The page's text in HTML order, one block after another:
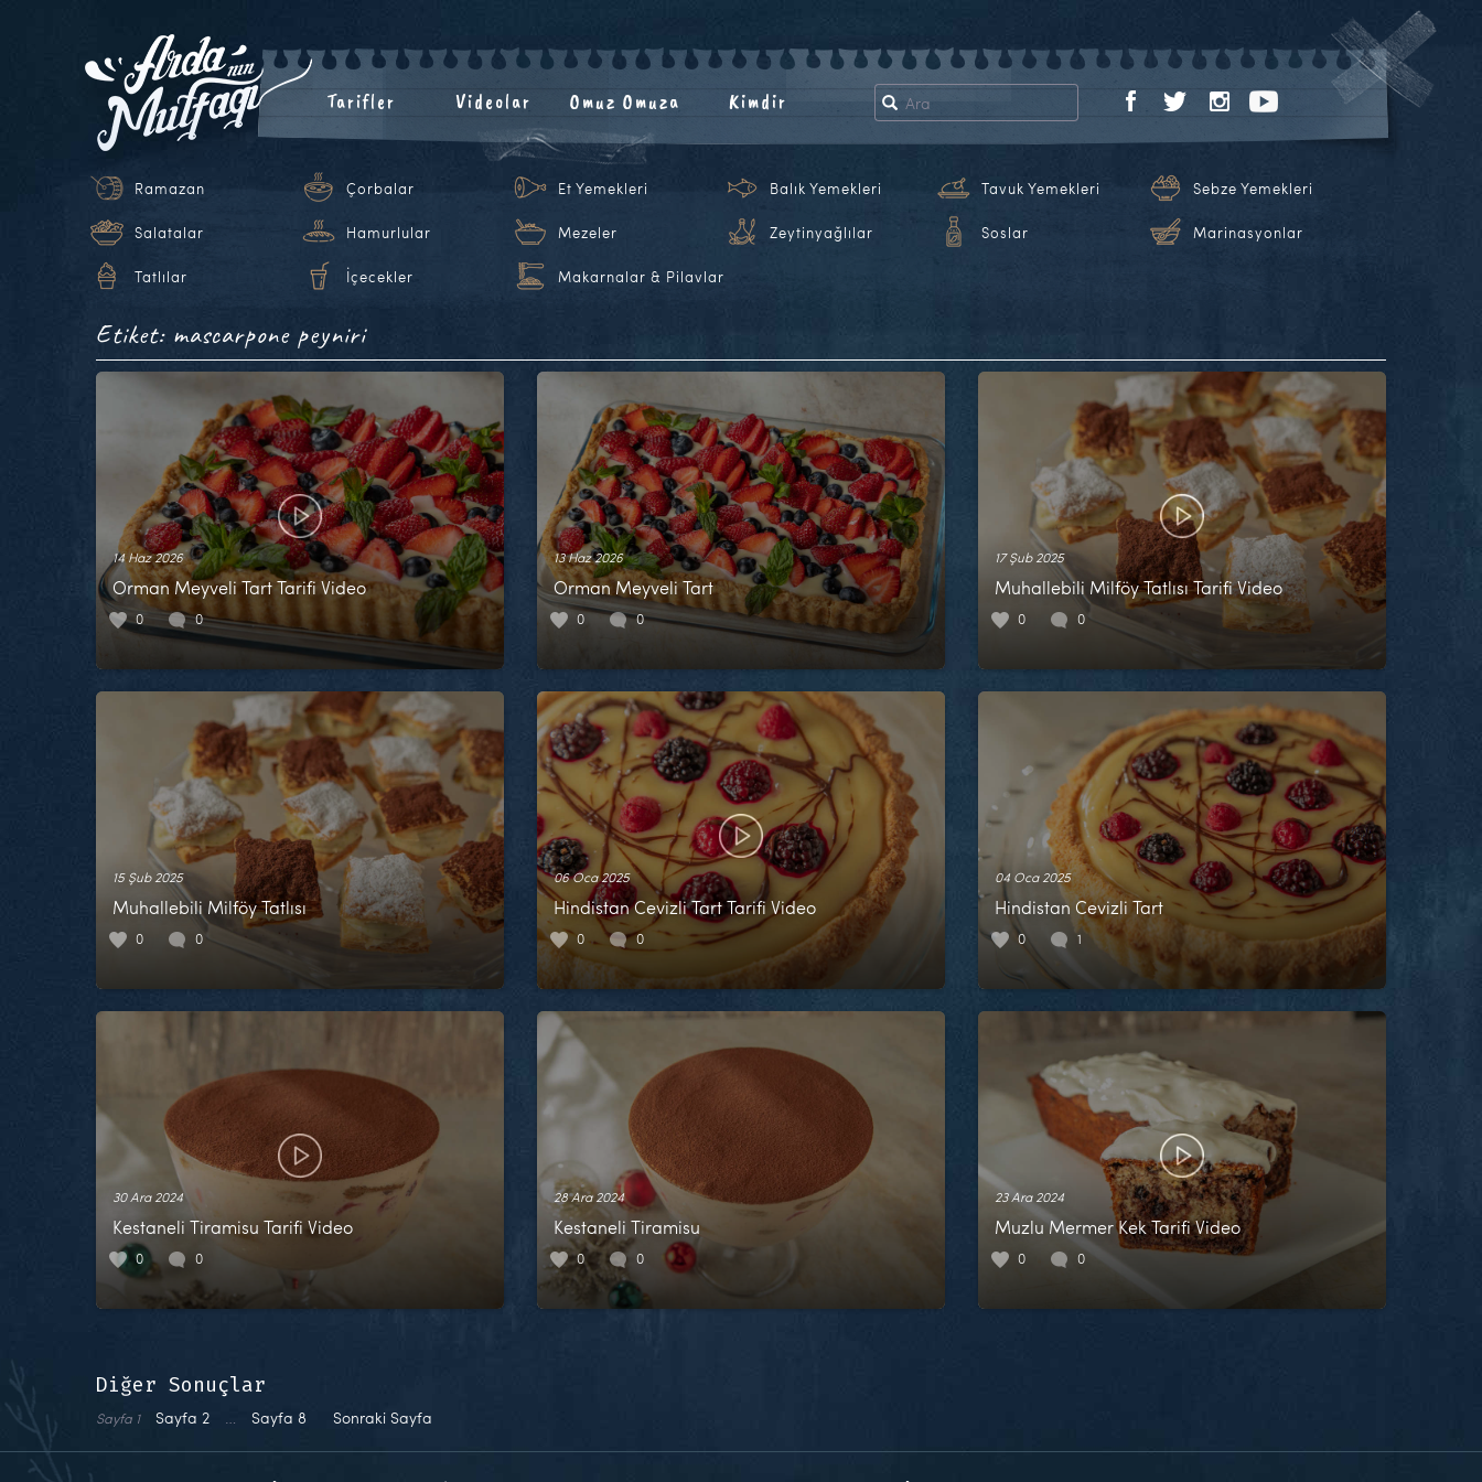
Tarifler Videolar Omuz Omuza Kimdir
Ramazan Çorbalar Et Yemekleri Balık Yemekleri Tavuk Yemekleri Sebze Yemekleri
Salatalar Hamurlular Mezeler Zeytinyağlılar Soslar Marinasyonlar
Tatlılar İçecekler Makarnalar & Pilavlar
Etiket: mascarpone peyniri
14 Haz 2026
Orman Meyveli Tart Tarifi Video
0 0
13 Haz 2026
Orman Meyveli Tart
0 0
17 Şub 2025
Muhallebili Milföy Tatlısı Tarifi Video
0 0
15 Şub 2025
Muhallebili Milföy Tatlısı
0 0
06 Oca 2025
Hindistan Cevizli Tart Tarifi Video
0 0
04 Oca 2025
Hindistan Cevizli Tart
0 1
30 Ara 2024
Kestaneli Tiramisu Tarifi Video
0 0
28 Ara 2024
Kestaneli Tiramisu
0 0
23 Ara 2024
Muzlu Mermer Kek Tarifi Video
0 0
Diğer Sonuçlar
Sayfa 1 Sayfa 2 … Sayfa 8 Sonraki Sayfa